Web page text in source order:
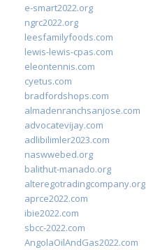
e-smart2022.org
ngrc2022.org
leesfamilyfoods.com
lewis-lewis-cpas.com
eleontennis.com
cyetus.com
bradfordshops.com
almadenranchsanjose.com
advocatevijay.com
adlibilimler2023.com
naswwebed.org
balithut-manado.org
alteregotradingcompany.org
aprce2022.com
ibie2022.com
sbcc-2022.com
AngolaOilAndGas2022.com